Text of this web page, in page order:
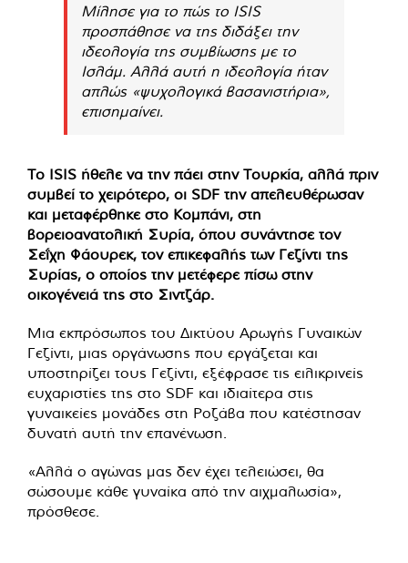
Μίλησε για το πώς το ISIS
προσπάθησε να της διδάξει την
ιδεολογία της συμβίωσης με το
Ισλάμ. Αλλά αυτή η ιδεολογία ήταν
απλώς «ψυχολογικά βασανιστήρια»,
επισημαίνει.
Το ISIS ήθελε να την πάει στην Τουρκία, αλλά πριν
συμβεί το χειρότερο, οι SDF την απελευθέρωσαν
και μεταφέρθηκε στο Κομπάνι, στη
βορειοανατολική Συρία, όπου συνάντησε τον
Σεΐχη Φάουρεκ, τον επικεφαλής των Γεζίντι της
Συρίας, ο οποίος την μετέφερε πίσω στην
οικογένειά της στο Σιντζάρ.
Μια εκπρόσωπος του Δικτύου Αρωγής Γυναικών
Γεζίντι, μιας οργάνωσης που εργάζεται και
υποστηρίζει τους Γεζίντι, εξέφρασε τις ειλικρινείς
ευχαριστίες της στο SDF και ιδιαίτερα στις
γυναικείες μονάδες στη Ροζάβα που κατέστησαν
δυνατή αυτή την επανένωση.
«Αλλά ο αγώνας μας δεν έχει τελειώσει, θα
σώσουμε κάθε γυναίκα από την αιχμαλωσία»,
πρόσθεσε.